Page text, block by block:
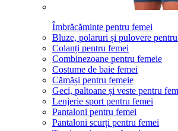
Îmbrăcăminte pentru femei
Bluze, polaruri și pulovere
Colanți pentru femei
Combinezoane pentru femeie
Costume de baie femei
Cămăși pentru femeie
Geci, paltoane și veste pentru
Lenjerie sport pentru femei
Pantaloni pentru femei
Pantaloni scurți pentru femei